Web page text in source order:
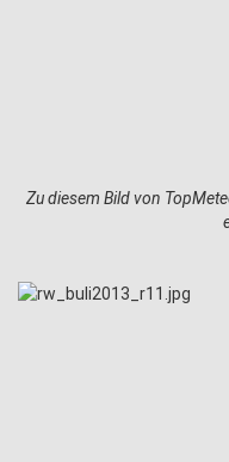
Zu diesem Bild von